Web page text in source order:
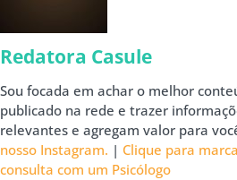
Redatora Casule
Sou focada em achar o melhor
publicado na rede e trazer
relevantes e agregam valor para
nosso Instagram. | Clique para
consulta com um Psicólogo